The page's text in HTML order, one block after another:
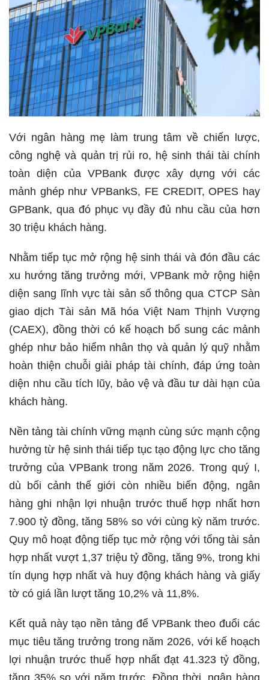
Với ngân hàng mẹ làm trung tâm về chiến lược,
công nghệ và quản trị rủi ro, hệ sinh thái tài chính
toàn diện của VPBank được xây dựng với các
mảnh ghép như VPBankS, FE CREDIT, OPES hay
GPBank, qua đó phục vụ đầy đủ nhu cầu của hơn
30 triệu khách hàng.
Nhằm tiếp tục mở rộng hệ sinh thái và đón đầu các
xu hướng tăng trưởng mới, VPBank mở rộng hiện
diện sang lĩnh vực tài sản số thông qua CTCP Sàn
giao dịch Tài sản Mã hóa Việt Nam Thịnh Vượng
(CAEX), đồng thời có kế hoạch bổ sung các mảnh
ghép như bảo hiểm nhân thọ và quản lý quỹ nhằm
hoàn thiện chuỗi giải pháp tài chính, đáp ứng toàn
diện nhu cầu tích lũy, bảo vệ và đầu tư dài hạn của
khách hàng.
Nền tảng tài chính vững mạnh cùng sức mạnh cộng
hưởng từ hệ sinh thái tiếp tục tạo động lực cho tăng
trưởng của VPBank trong năm 2026. Trong quý I,
dù bối cảnh thế giới còn nhiều biến động, ngân
hàng ghi nhận lợi nhuận trước thuế hợp nhất hơn
7.900 tỷ đồng, tăng 58% so với cùng kỳ năm trước.
Quy mô hoạt động tiếp tục mở rộng với tổng tài sản
hợp nhất vượt 1,37 triệu tỷ đồng, tăng 9%, trong khi
tín dụng hợp nhất và huy động khách hàng và giấy
tờ có giá lần lượt tăng 10,2% và 11,8%.
Kết quả này tạo nền tảng để VPBank theo đuổi các
mục tiêu tăng trưởng trong năm 2026, với kế hoạch
lợi nhuận trước thuế hợp nhất đạt 41.323 tỷ đồng,
tăng 35% so với năm trước. Đồng thời, ngân hàng